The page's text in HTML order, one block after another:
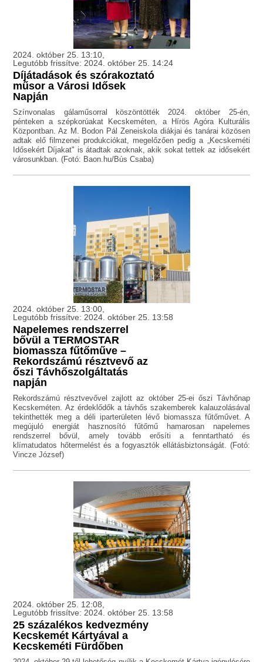
2024. október 25. 13:10,
Legutóbb frissítve: 2024. október 25. 14:24
Díjátadások és szórakoztató
műsor a Városi Idősek
Napján
Színvonalas gálaműsorral köszöntötték 2024. október 25-én,
pénteken a szépkorúakat Kecskeméten, a Hírös Agóra Kulturális
Központban. Az M. Bodon Pál Zeneiskola diákjai és tanárai közösen
adtak elő filmzenei produkciókat, megelőzően pedig a „Kecskeméti
Idősekért Díjakat" is átadtak azoknak, akik sokat tettek az idősekért
városunkban. (Fotó: Baon.hu/Bús Csaba)
2024. október 25. 13:00,
Legutóbb frissítve: 2024. október 25. 13:58
Napelemes rendszerrel
bővül a TERMOSTAR
biomassza fűtőműve –
Rekordszámú résztvevő az
őszi Távhőszolgáltatás
napján
Rekordszámú résztvevővel zajlott az október 25-ei őszi Távhőnap
Kecskeméten. Az érdeklődők a távhős szakemberek kalauzolásával
tekinthették meg a déli iparterületen lévő biomassza fűtőművet. A
megújuló energiát hasznosító fűtőmű hamarosan napelemes
rendszerrel bővül, amely tovább erősíti a fenntartható és
klímatudatos hőtermelést és a fogyasztók ellátásbiztonságát. (Fotó:
Vincze József)
2024. október 25. 12:08,
Legutóbb frissítve: 2024. október 25. 13:58
25 százalékos kedvezmény
Kecskemét Kártyával a
Kecskeméti Fürdőben